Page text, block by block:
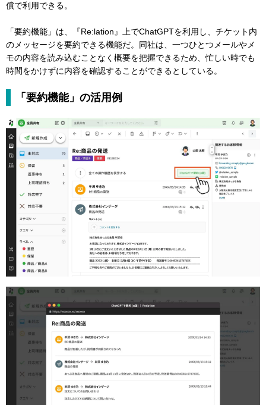
償で利用できる。
「要約機能」は、『Re:lation』上でChatGPTを利用し、チケット内
のメッセージを要約できる機能だ。同社は、一つひとつメールやメ
モの内容を読み込むことなく概要を把握できるため、忙しい時でも
時間をかけずに内容を確認することができるとしている。
「要約機能」の活用例